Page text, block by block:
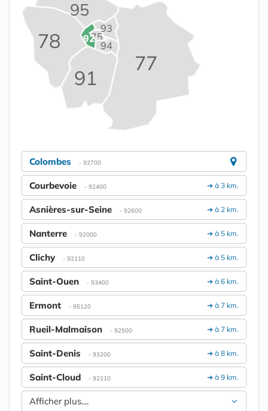
75
77
78
91
92
93
94
95
Colombes - 92700
➔ à 3 km.
Courbevoie - 92400
➔ à 2 km.
Asnières-sur-Seine - 92600
➔ à 5 km.
Nanterre - 92000
➔ à 5 km.
Clichy - 92110
➔ à 6 km.
Saint-Ouen - 93400
➔ à 7 km.
Ermont - 95120
➔ à 7 km.
Rueil-Malmaison - 92500
➔ à 8 km.
Saint-Denis - 93200
➔ à 9 km.
Saint-Cloud - 92210
Afficher plus....